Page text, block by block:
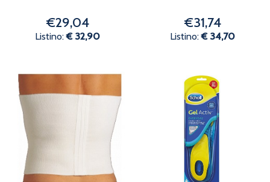
€29,04
Listino:€ 32,90
€31,74
Listino:€ 34,70